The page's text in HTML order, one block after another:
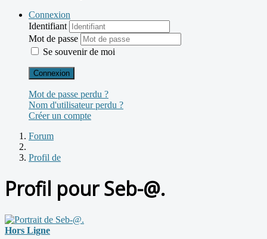
Connexion
Identifiant
Mot de passe
Se souvenir de moi
Connexion
Mot de passe perdu ?
Nom d'utilisateur perdu ?
Créer un compte
Forum
Profil de
Profil pour Seb-@.
Hors Ligne